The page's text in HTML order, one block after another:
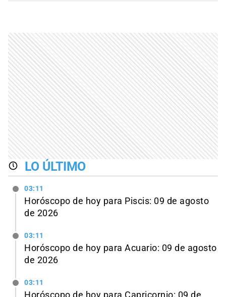
LO ÚLTIMO
03:11
Horóscopo de hoy para Piscis: 09 de agosto
de 2026
03:11
Horóscopo de hoy para Acuario: 09 de agosto
de 2026
03:11
Horóscopo de hoy para Capricornio: 09 de